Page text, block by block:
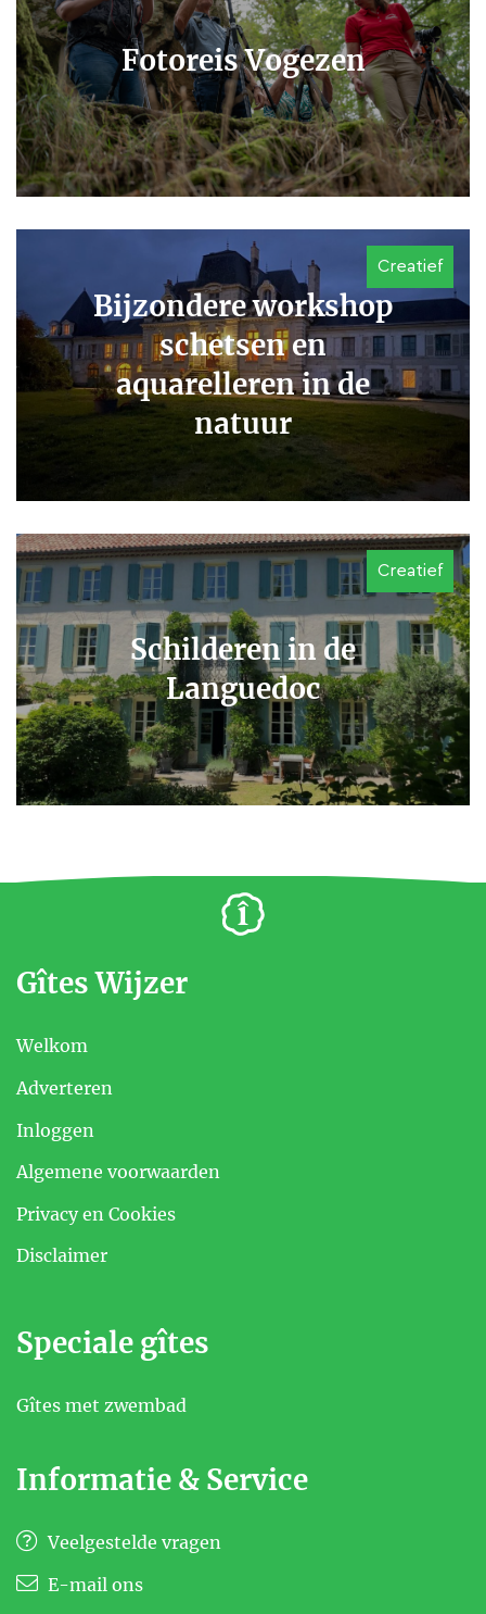
Fotoreis Vogezen
Creatief
Bijzondere workshop
schetsen en
aquarelleren in de
natuur
Creatief
Schilderen in de
Languedoc
Gîtes Wijzer
Welkom
Adverteren
Inloggen
Algemene voorwaarden
Privacy en Cookies
Disclaimer
Speciale gîtes
Gîtes met zwembad
Informatie & Service
Veelgestelde vragen
E-mail ons